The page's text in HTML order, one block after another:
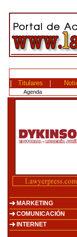
| Titulares |
Agenda
MARKETING
COMUNICACIÓN
INTERNET